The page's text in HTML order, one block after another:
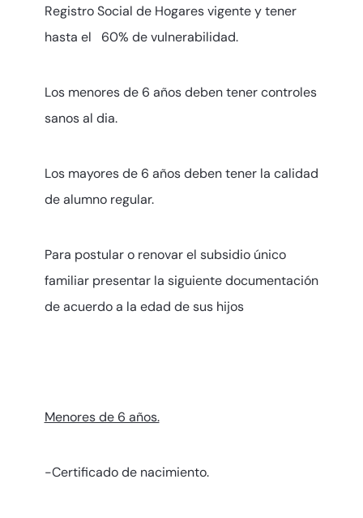
Registro Social de Hogares vigente y tener
hasta el 60% de vulnerabilidad.
Los menores de 6 años deben tener controles
sanos al dia.
Los mayores de 6 años deben tener la calidad
de alumno regular.
Para postular o renovar el subsidio único
familiar presentar la siguiente documentación
de acuerdo a la edad de sus hijos
Menores de 6 años.
-Certificado de nacimiento.